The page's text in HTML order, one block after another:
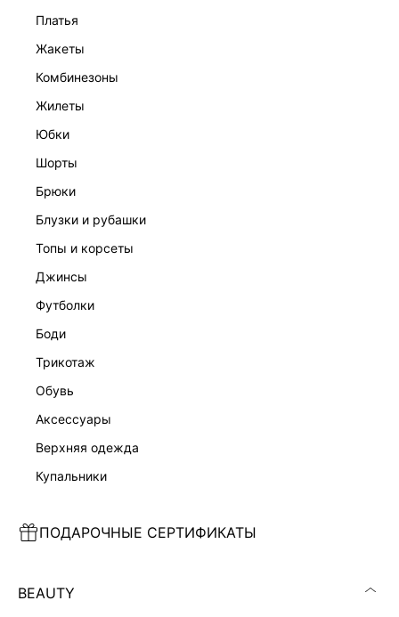
платья
жакеты
комбинезоны
жилеты
юбки
шорты
брюки
блузки и рубашки
топы и корсеты
джинсы
футболки
боди
трикотаж
обувь
аксессуары
верхняя одежда
купальники
ПОДАРОЧНЫЕ СЕРТИФИКАТЫ
BEAUTY
13 999 ₽
ЭКСКЛЮЗИВНО ОНЛАЙН
12 999 ₽